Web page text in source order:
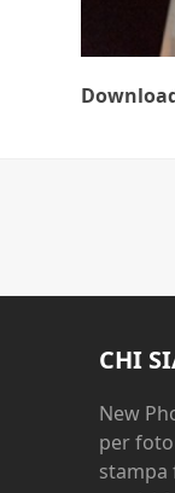
CHI
New
per
stampa